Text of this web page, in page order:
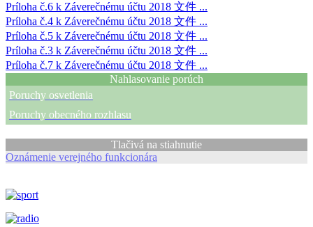
Príloha č.6 k Záverečnému účtu 2018 文件 ...
Príloha č.4 k Záverečnému účtu 2018 文件 ...
Príloha č.5 k Záverečnému účtu 2018 文件 ...
Príloha č.3 k Záverečnému účtu 2018 文件 ...
Príloha č.7 k Záverečnému účtu 2018 文件 ...
Nahlasovanie porúch
Poruchy osvetlenia
Poruchy obecného rozhlasu
Tlačivá na stiahnutie
Oznámenie verejného funkcionára